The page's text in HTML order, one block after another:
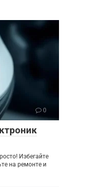
0
Избегайте
на ремонте и